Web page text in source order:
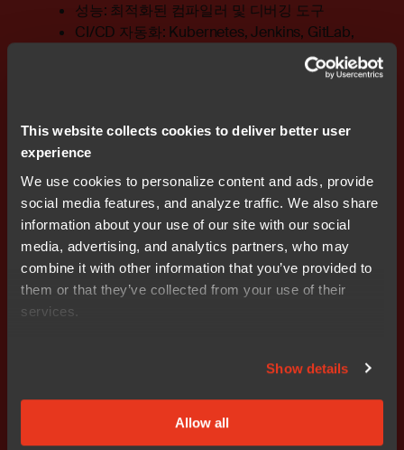
This website collects cookies to deliver better user
experience
We use cookies to personalize content and ads, provide
social media features, and analyze traffic. We also share
information about your use of our site with our social
media, advertising, and analytics partners, who may
combine it with other information that you’ve provided to
them or that they’ve collected from your use of their
services.
Show details
Allow all
성능: 최적화된 컴파일러 및 디버깅 도구
CI/CD 자동화: Kubernetes, Jenkins, GitLab,
Linux 기반 CI/CD에서 3.5배 더 빠른 분석
자동화를 통한 생산성 향상
규정 준수 간소화 & 보안 강화